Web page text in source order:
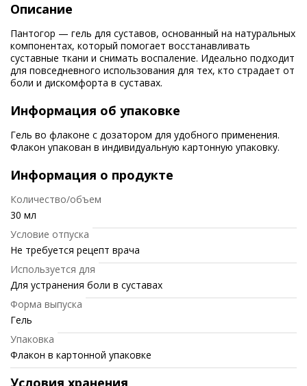
Описание
Пантогор — гель для суставов, основанный на натуральных
компонентах, который помогает восстанавливать
суставные ткани и снимать воспаление. Идеально подходит
для повседневного использования для тех, кто страдает от
боли и дискомфорта в суставах.
Информация об упаковке
Гель во флаконе с дозатором для удобного применения.
Флакон упакован в индивидуальную картонную упаковку.
Информация о продукте
Количество/объем
30 мл
Условие отпуска
Не требуется рецепт врача
Используется для
Для устранения боли в суставах
Форма выпуска
Гель
Упаковка
Флакон в картонной упаковке
Условия хранения